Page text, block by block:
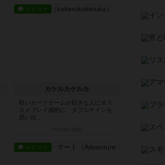
レビュー
カケルカケルカ
軽いカードゲームが好きな人にオス
スメプレイ感的に ダブルナインを
思い出...
レビュー